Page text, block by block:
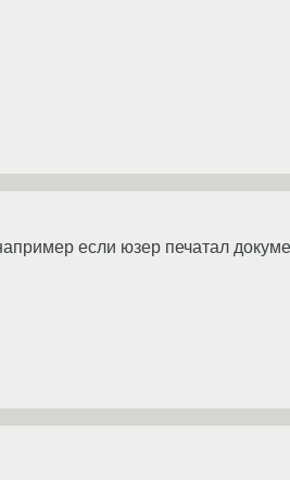
если юзер печатал